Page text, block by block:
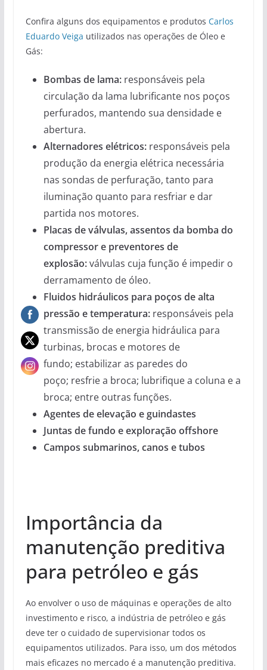
Confira alguns dos equipamentos e produtos Carlos
Eduardo Veiga utilizados nas operações de Óleo e
Gás:
Bombas de lama: responsáveis ​​pela
circulação da lama lubrificante nos poços
perfurados, mantendo sua densidade e
abertura.
Alternadores elétricos: responsáveis ​​pela
produção da energia elétrica necessária
nas sondas de perfuração, tanto para
iluminação quanto para resfriar e dar
partida nos motores.
Placas de válvulas, assentos da bomba do
compressor e preventores de
explosão:válvulas cuja função é impedir o
derramamento de óleo.
Fluidos hidráulicos para poços de alta
pressão e temperatura: responsáveis ​​pela
transmissão de energia hidráulica para
turbinas, brocas e motores de
fundo; estabilizar as paredes do
poço; resfrie a broca; lubrifique a coluna e a
broca; entre outras funções.
Agentes de elevação e guindastes
Juntas de fundo e exploração offshore
Campos submarinos, canos e tubos
Importância da
manutenção preditiva
para petróleo e gás
Ao envolver o uso de máquinas e operações de alto
investimento e risco, a indústria de petróleo e gás
deve ter o cuidado de supervisionar todos os
equipamentos utilizados. Para isso, um dos métodos
mais eficazes no mercado é a manutenção preditiva.